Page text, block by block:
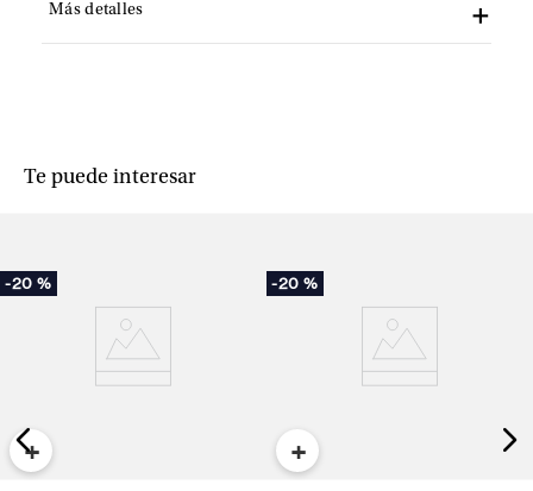
Más detalles
Te puede interesar
-20 %
+
-20 %
+